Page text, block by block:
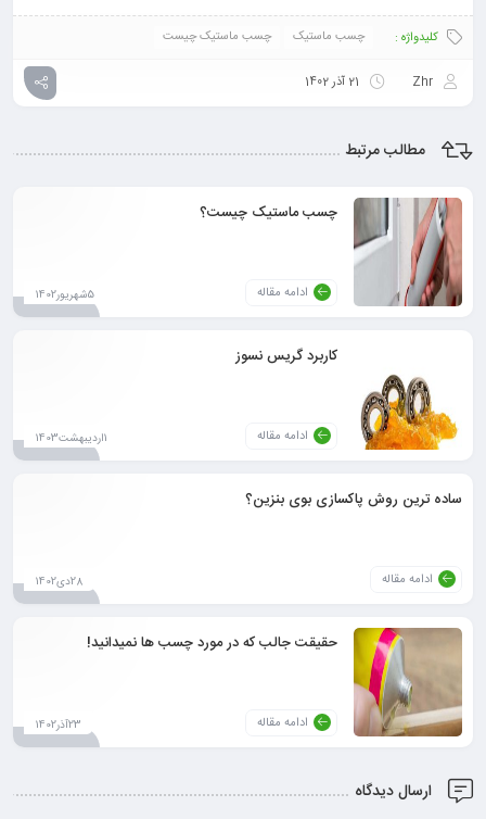
کلیدواژه : چسب ماستیک چسب ماستیک چیست
Zhr 21 آذر 1402
مطالب مرتبط
چسب ماستیک چیست؟
ادامه مقاله 5شهریور1402
کاربرد گریس نسوز
ادامه مقاله 1اردیبهشت1403
ساده ترین روش پاکسازی بوی بنزین؟
ادامه مقاله 28دی1402
حقیقت جالب که در مورد چسب ها نمیدانید!
ادامه مقاله 23آذر1402
ارسال دیدگاه